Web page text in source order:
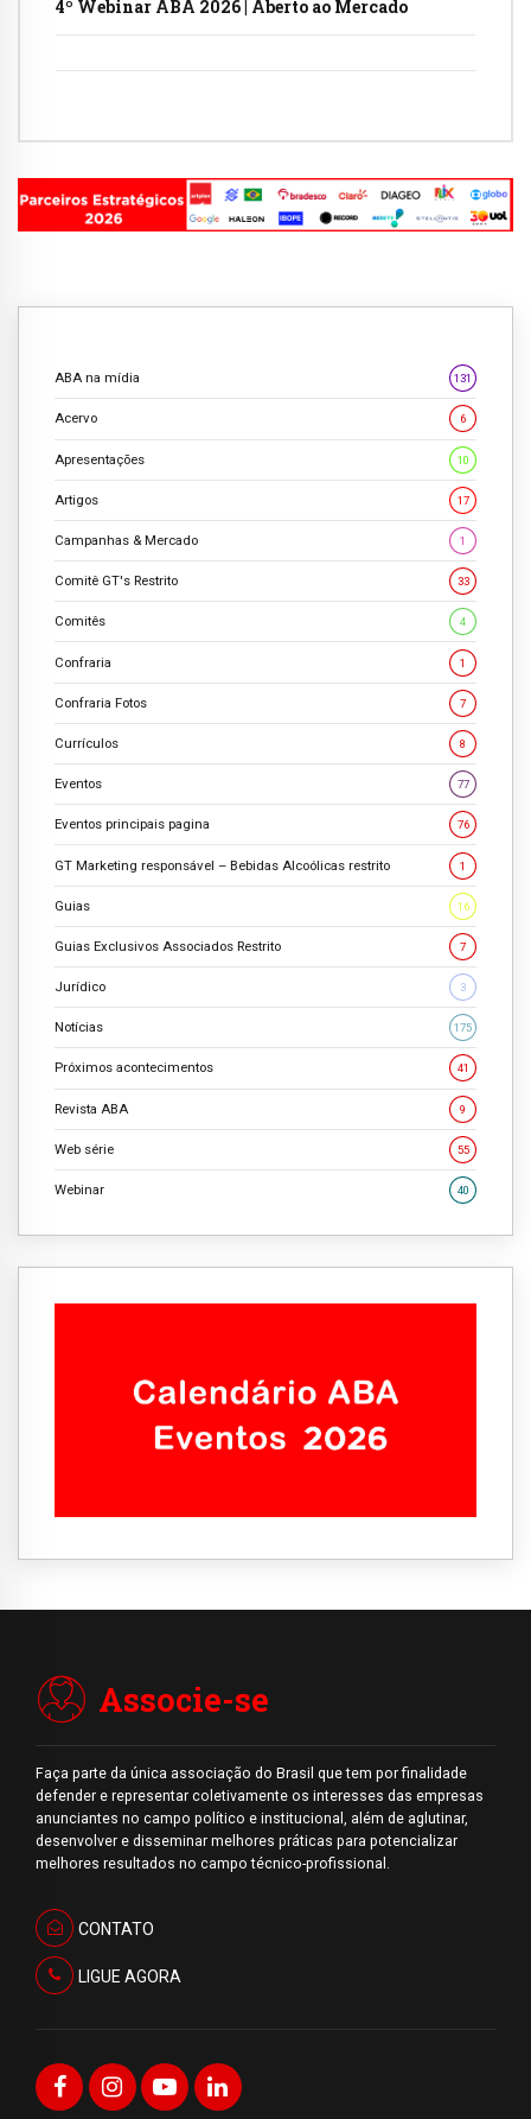
4º Webinar ABA 2026 | Aberto ao Mercado
ABA na mídia 131
Acervo 6
Apresentações 10
Artigos 17
Campanhas & Mercado 1
Comitê GT's Restrito 33
Comitês 4
Confraria 1
Confraria Fotos 7
Currículos 8
Eventos 77
Eventos principais pagina 76
GT Marketing responsável – Bebidas Alcoólicas restrito 1
Guias 16
Guias Exclusivos Associados Restrito 7
Jurídico 3
Notícias 175
Próximos acontecimentos 41
Revista ABA 9
Web série 55
Webinar 40
Associe-se
Faça parte da única associação do Brasil que tem por finalidade
defender e representar coletivamente os interesses das empresas
anunciantes no campo político e institucional, além de aglutinar,
desenvolver e disseminar melhores práticas para potencializar
melhores resultados no campo técnico-profissional.
CONTATO
LIGUE AGORA